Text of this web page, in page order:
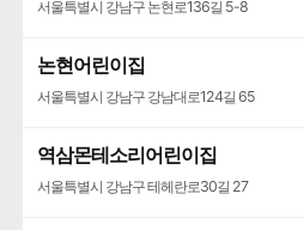
서울특별시 강남구 논현로136길 5-8
논현어린이집
서울특별시 강남구 강남대로124길 65
역삼몬테소리어린이집
서울특별시 강남구 테헤란로30길 27